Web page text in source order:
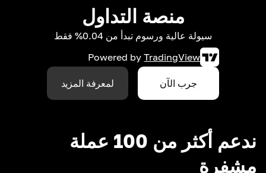
منصة التداول
سيولة عالية ورسوم تبدأ من 0.04% فقط
Powered by TradingView
جرب الآن لمعرفة المزيد
ندعم أكثر من 100 عملة
مشفرة